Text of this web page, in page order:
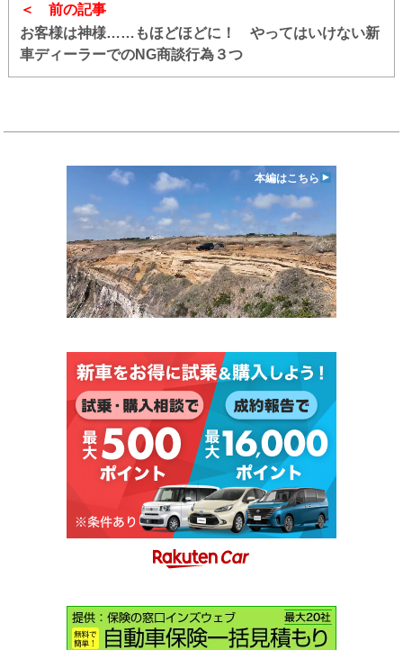
前の記事
お客様は神様……もほどほどに！ やってはいけない新
車ディーラーでのNG商談行為３つ
本編はこちら